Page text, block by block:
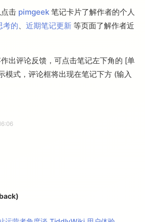
收入的 3 倍以上）。设计这样的收
择被 “利润至上” 的价值观所裹挟。
划 ，并获得了一些朋友的赞助，具
体参见连接者计划赞助表格 ，这些
OS X
10.9.x
OS X
在普通 PC 电脑或苹果 Mac
电脑中运行的 Linux 操作系
击 pimgeek 笔记卡片了解作者的个人
考的、 近期笔记更新 等页面了解作者近
出评论反馈，可点击笔记左下角的 [单
模式，评论框将出现在笔记下方 (输入